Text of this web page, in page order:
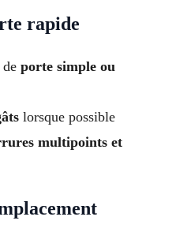
rapide
porte simple ou
lorsque possible
multipoints et